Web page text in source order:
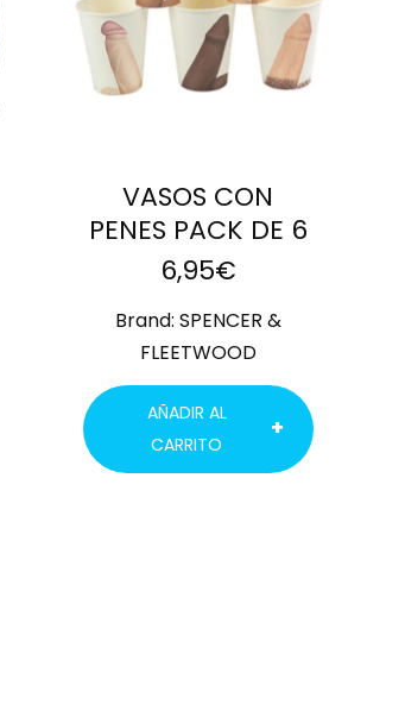
VASOS CON
PENES PACK DE 6
6,95€
Brand: SPENCER &
FLEETWOOD
AÑADIR AL
CARRITO